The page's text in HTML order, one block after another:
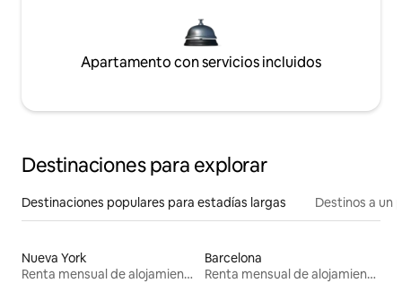
Apartamento con servicios incluidos
Destinaciones para explorar
Destinaciones populares para estadías largas Destinos a un
Nueva York
Renta mensual de alojamientos
Barcelona
Renta mensual de alojamientos